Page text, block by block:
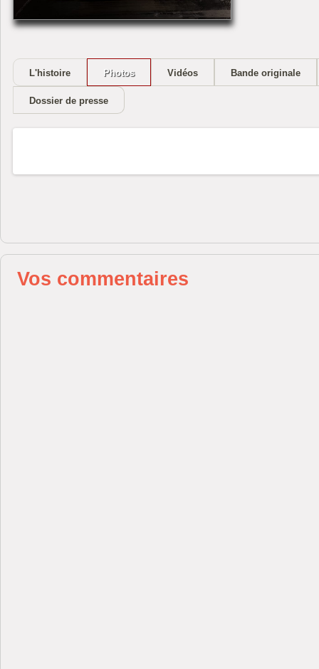
L'histoire Photos Vidéos Bande originale
Dossier de presse
Vos commentaires